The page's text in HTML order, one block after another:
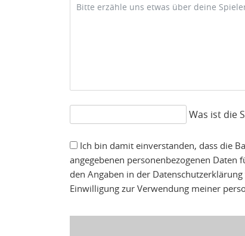
Was ist die
Ich bin damit einverstanden, dass die
angegebenen personenbezogenen
den Angaben in der
Einwilligung zur Verwendung meiner